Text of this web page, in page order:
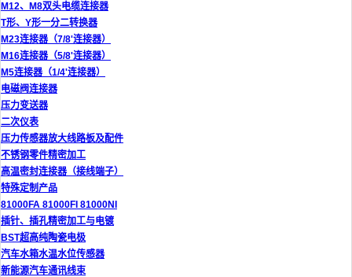
M12、M8双头电缆连接器
T形、Y形一分二转换器
M23连接器（7/8'连接器）
M16连接器（5/8'连接器）
M5连接器（1/4'连接器）
电磁阀连接器
压力变送器
二次仪表
压力传感器放大线路板及配件
不锈钢零件精密加工
高温密封连接器（接线端子）
特殊定制产品
81000FA 81000FI 81000NI
插针、插孔精密加工与电镀
BST超高纯陶瓷电极
汽车水箱水温水位传感器
新能源汽车通讯线束